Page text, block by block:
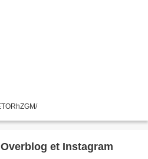
Article publié depuis Overblog et Instagram